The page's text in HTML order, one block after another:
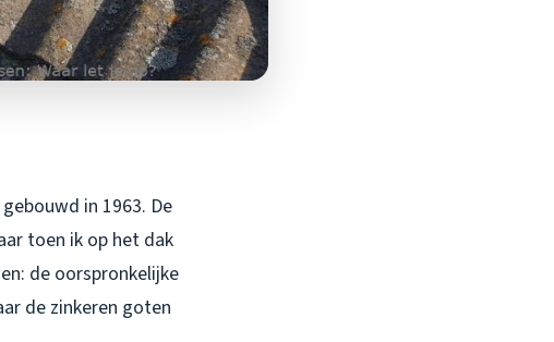
in 1963. De
toen ik op het dak
de oorspronkelijke
de zinkeren goten